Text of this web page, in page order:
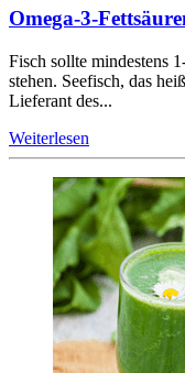
Omega-3-
Fisch sollte mindestens
stehen. Seefisch, das
Lieferant des...
Weiterlesen